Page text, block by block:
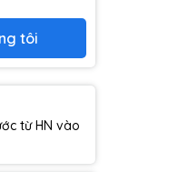
tôi
từ HN vào